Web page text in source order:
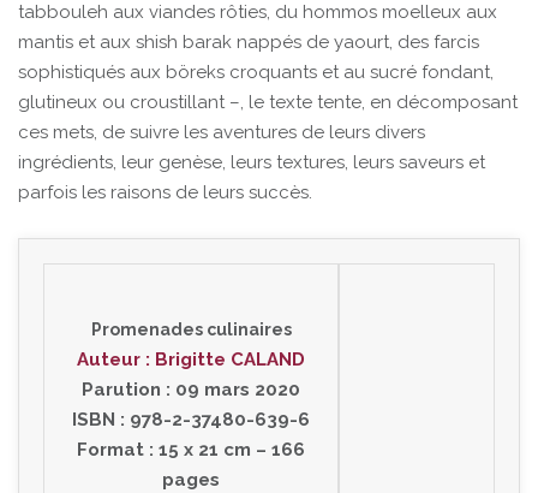
tabbouleh aux viandes rôties, du hommos moelleux aux
mantis et aux shish barak nappés de yaourt, des farcis
sophistiqués aux böreks croquants et au sucré fondant,
glutineux ou croustillant –, le texte tente, en décomposant
ces mets, de suivre les aventures de leurs divers
ingrédients, leur genèse, leurs textures, leurs saveurs et
parfois les raisons de leurs succès.
Promenades culinaires
Auteur : Brigitte CALAND
Parution : 09 mars 2020
ISBN : 978-2-37480-639-6
Format : 15 x 21 cm – 166
pages